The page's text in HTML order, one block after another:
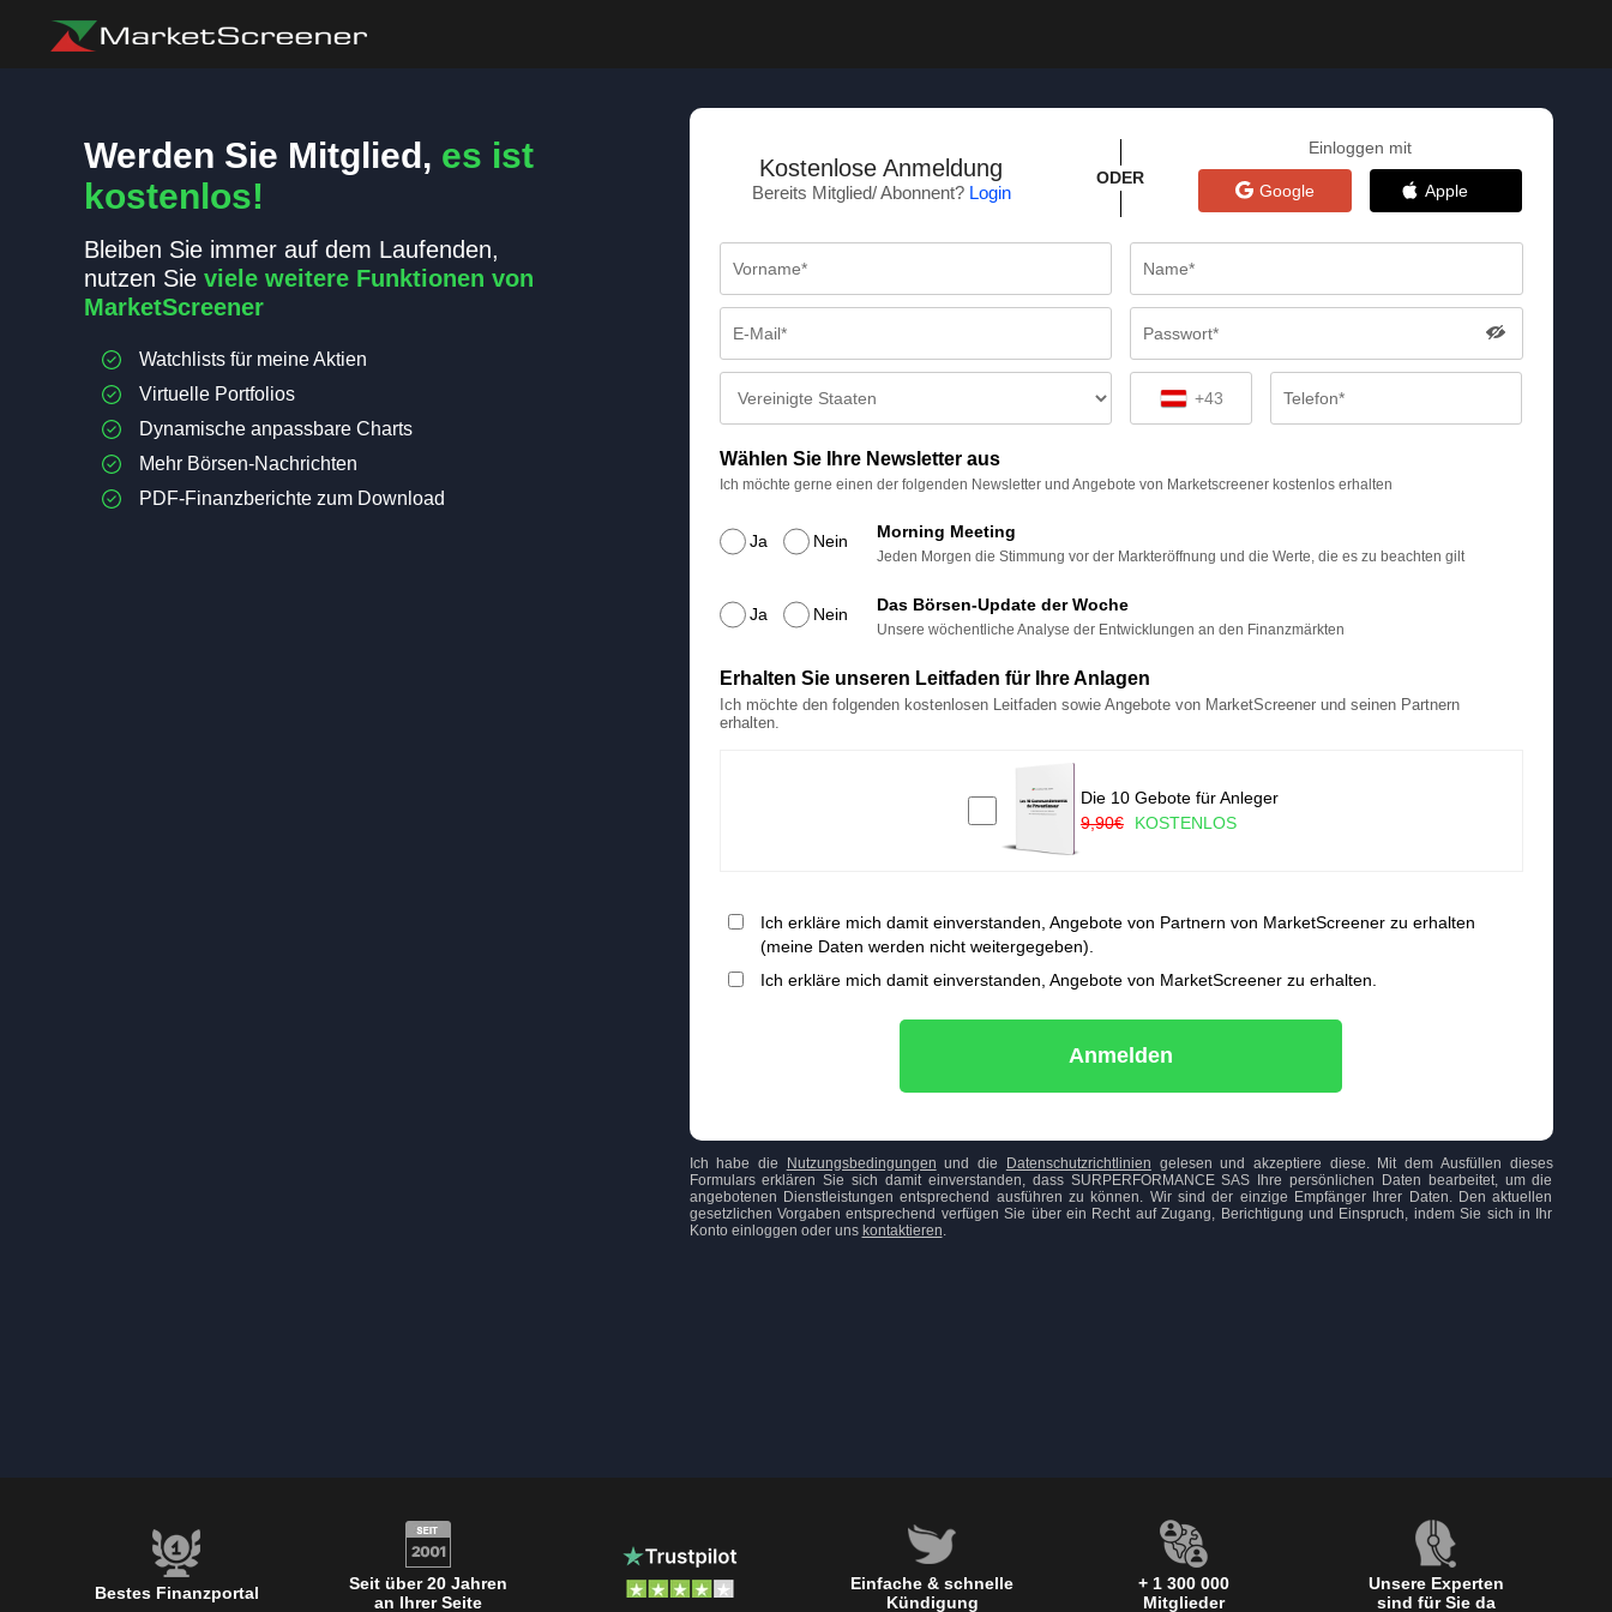
Werden Sie Mitglied, es ist
kostenlos!
Bleiben Sie immer auf dem Laufenden,
nutzen Sie viele weitere Funktionen von
MarketScreener
Watchlists für meine Aktien
Virtuelle Portfolios
Dynamische anpassbare Charts
Mehr Börsen-Nachrichten
PDF-Finanzberichte zum Download
Kostenlose Anmeldung
Bereits Mitglied/ Abonnent? Login
ODER
Einloggen mit
Google Apple
+43
Wählen Sie Ihre Newsletter aus
Ich möchte gerne einen der folgenden Newsletter und Angebote von Marketscreener kostenlos erhalten
Ja Nein Morning Meeting
Jeden Morgen die Stimmung vor der Markteröffnung und die Werte, die es zu beachten gilt
Ja Nein Das Börsen-Update der Woche
Unsere wöchentliche Analyse der Entwicklungen an den Finanzmärkten
Erhalten Sie unseren Leitfaden für Ihre Anlagen
Ich möchte den folgenden kostenlosen Leitfaden sowie Angebote von MarketScreener und seinen Partnern
erhalten.
Die 10 Gebote für Anleger
9,90€
KOSTENLOS
Ich erkläre mich damit einverstanden, Angebote von Partnern von MarketScreener zu erhalten
(meine Daten werden nicht weitergegeben).
Ich erkläre mich damit einverstanden, Angebote von MarketScreener zu erhalten.
Anmelden
Ich habe die Nutzungsbedingungen und die Datenschutzrichtlinien gelesen und akzeptiere diese. Mit dem Ausfüllen dieses
Formulars erklären Sie sich damit einverstanden, dass SURPERFORMANCE SAS Ihre persönlichen Daten bearbeitet, um die
angebotenen Dienstleistungen entsprechend ausführen zu können. Wir sind der einzige Empfänger Ihrer Daten. Den aktuellen
gesetzlichen Vorgaben entsprechend verfügen Sie über ein Recht auf Zugang, Berichtigung und Einspruch, indem Sie sich in Ihr
Konto einloggen oder uns kontaktieren.
Bestes Finanzportal
Seit über 20 Jahren
an Ihrer Seite
+ 1 300 000
Mitglieder
Einfache & schnelle
Kündigung
Unsere Experten
sind für Sie da